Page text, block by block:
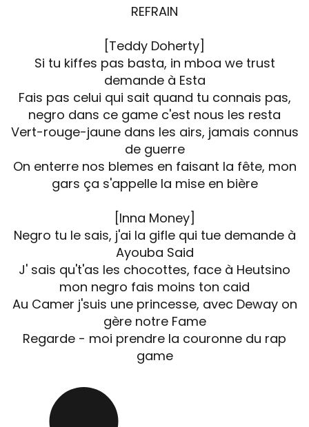
REFRAIN
[Teddy Doherty]
Si tu kiffes pas basta, in mboa we trust
demande à Esta
Fais pas celui qui sait quand tu connais pas,
negro dans ce game c'est nous les resta
Vert-rouge-jaune dans les airs, jamais connus
de guerre
On enterre nos blemes en faisant la fête, mon
gars ça s'appelle la mise en bière
[Inna Money]
Negro tu le sais, j'ai la gifle qui tue demande à
Ayouba Said
J' sais qu't'as les chocottes, face à Heutsino
mon negro fais moins ton caid
Au Camer j'suis une princesse, avec Deway on
gère notre Fame
Regarde - moi prendre la couronne du rap
game